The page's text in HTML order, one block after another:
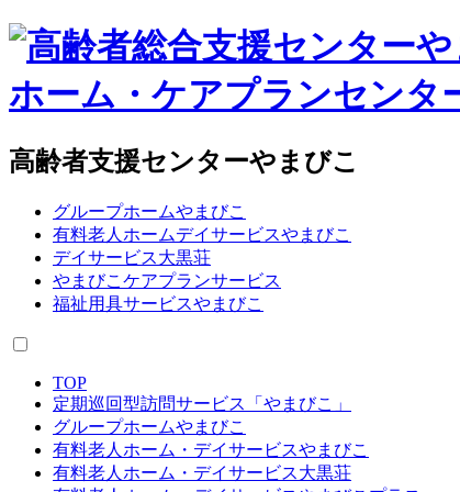
高齢者支援センターやまびこ
グループホームやまびこ
有料老人ホームデイサービスやまびこ
デイサービス大黒荘
やまびこケアプランサービス
福祉用具サービスやまびこ
TOP
定期巡回型訪問サービス「やまびこ」
グループホームやまびこ
有料老人ホーム・デイサービスやまびこ
有料老人ホーム・デイサービス大黒荘